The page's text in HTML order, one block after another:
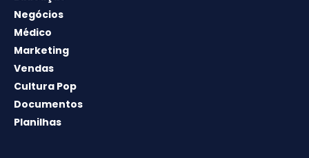
Negócios
Médico
Marketing
Vendas
Cultura Pop
Documentos
Planilhas